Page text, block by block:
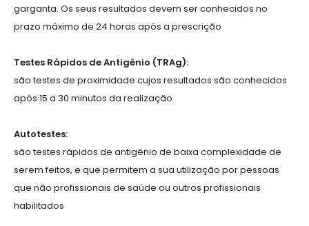
garganta. Os seus resultados devem ser conhecidos no
prazo máximo de 24 horas após a prescrição
Testes Rápidos de Antigénio (TRAg):
são testes de proximidade cujos resultados são conhecidos
após 15 a 30 minutos da realização
Autotestes:
são testes rápidos de antigénio de baixa complexidade de
serem feitos, e que permitem a sua utilização por pessoas
que não profissionais de saúde ou outros profissionais
habilitados